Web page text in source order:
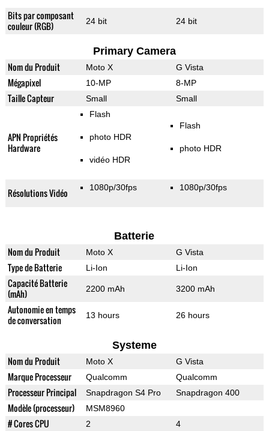
Bits par composant
couleur (RGB)
24 bit 24 bit
Primary Camera
Nom du Produit Moto X G Vista
Mégapixel 10-MP 8-MP
Taille Capteur Small Small
APN Propriétés
Hardware
Flash
photo HDR
vidéo HDR
Flash
photo HDR
Résolutions Vidéo 1080p/30fps 1080p/30fps
Batterie
Nom du Produit Moto X G Vista
Type de Batterie Li-Ion Li-Ion
Capacité Batterie
(mAh)
2200 mAh 3200 mAh
Autonomie en temps
de conversation
13 hours 26 hours
Systeme
Nom du Produit Moto X G Vista
Marque Processeur Qualcomm Qualcomm
Processeur Principal Snapdragon S4 Pro Snapdragon 400
Modèle (processeur) MSM8960
# Cores CPU 2 4